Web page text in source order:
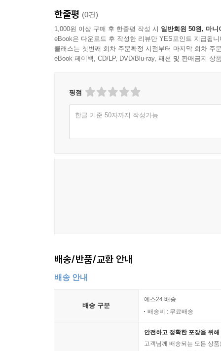
한줄평 (0건)
1,000원 이상 구매 후 한줄평 작성 시 일반회원 50원, 마니
eBook은 다운로드 후 작성한 리뷰만 YES포인트 지급됩니
클래스는 첫번째 회차 주문확정 시점부터 마지막 회차 주
eBook 페이백, CD/LP, DVD/Blu-ray, 패션 및 판매금지 상
평점
한글 기준 50자까지 작성가능
배송/반품/교환 안내
배송 안내
배송 구분
예스24 배송
배송비 : 무료배송
안전하고 정확한 포장을 위
고객님께 배송되는 모든 상